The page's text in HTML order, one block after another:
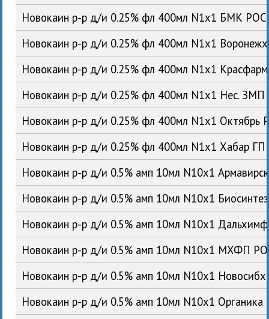
Новокаин р-р д/и 0.25% фл 400мл N1x1 БМК РОС
Новокаин р-р д/и 0.25% фл 400мл N1x1
Новокаин р-р д/и 0.25% фл 400мл N1x1
Новокаин р-р д/и 0.25% фл 400мл N1x1 Нес.
Новокаин р-р д/и 0.25% фл 400мл N1x1 Октябрь
Новокаин р-р д/и 0.25% фл 400мл N1x1 Хабар
Новокаин р-р д/и 0.5% амп 10мл N10x1
Новокаин р-р д/и 0.5% амп 10мл N10x1
Новокаин р-р д/и 0.5% амп 10мл N10x1
Новокаин р-р д/и 0.5% амп 10мл N10x1 МХФП
Новокаин р-р д/и 0.5% амп 10мл N10x1
Новокаин р-р д/и 0.5% амп 10мл N10x1